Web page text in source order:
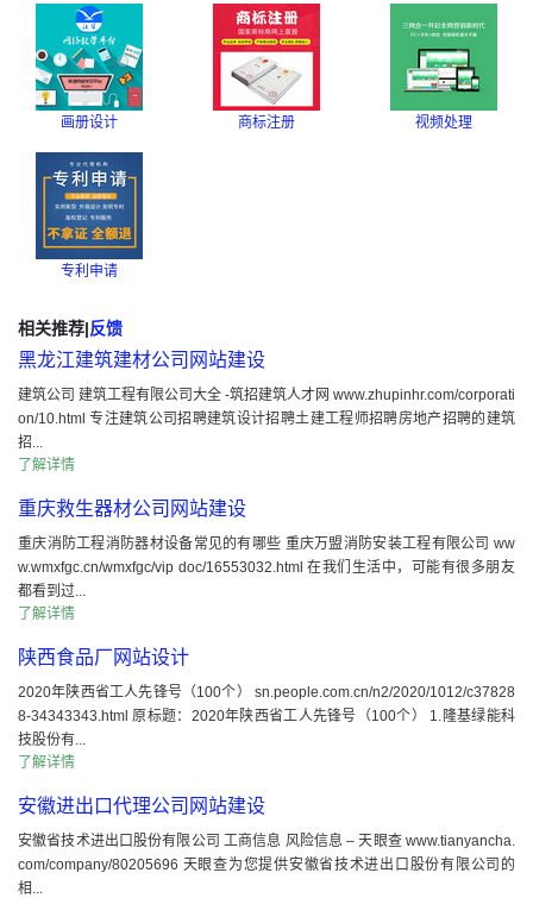
画册设计 商标注册 视频处理
专利申请
相关推荐|反馈
黑龙江建筑建材公司网站建设
建筑公司 建筑工程有限公司大全 -筑招建筑人才网 www.zhupinhr.com/corporati
on/10.html 专注建筑公司招聘建筑设计招聘土建工程师招聘房地产招聘的建筑
招...
了解详情
重庆救生器材公司网站建设
重庆消防工程消防器材设备常见的有哪些 重庆万盟消防安装工程有限公司 ww
w.wmxfgc.cn/wmxfgc/vip doc/16553032.html 在我们生活中，可能有很多朋友
都看到过...
了解详情
陕西食品厂网站设计
2020年陕西省工人先锋号（100个） sn.people.com.cn/n2/2020/1012/c37828
8-34343343.html 原标题：2020年陕西省工人先锋号（100个） 1.隆基绿能科
技股份有...
了解详情
安徽进出口代理公司网站建设
安徽省技术进出口股份有限公司 工商信息 风险信息 – 天眼查 www.tianyancha.
com/company/80205696 天眼查为您提供安徽省技术进出口股份有限公司的
相...